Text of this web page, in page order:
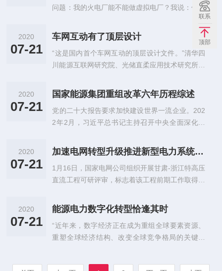
问题：我的火电厂能不能做虚拟电厂？我说：你都
实体电厂了，还能叫虚拟电厂么？实体电厂可以和
虚拟电厂一样，为电力系统提供
2020
07-21
车网互动有了顶层设计
“这是国内首个车网互动的顶层设计文件。”清华四
川能源互联网研究院、光储直柔应用技术研究所副
调。李立理所在的团队，此前牵
2020
07-21
国家能源集团重组改革六年历程综述
党的二十大报告要求加快建设世界一流企业。202
2年2月，习近平总书记主持召开中央全面深化改
建设世界一流企业的指导意见
2020
07-21
加速电网转型升级推进新型电力系统建设
1月16日，国家电网公司组织开展甘肃-浙江特高压
直流工程可研评审，标志着该工程前期工作取得重
是国内首个全容量特高压
2020
07-21
能源电力数字化转型恰逢其时
“近年来，数字经济正在成为重组全球要素资源、
重塑全球经济结构、改变全球竞争格局的关键力
联系
顶部